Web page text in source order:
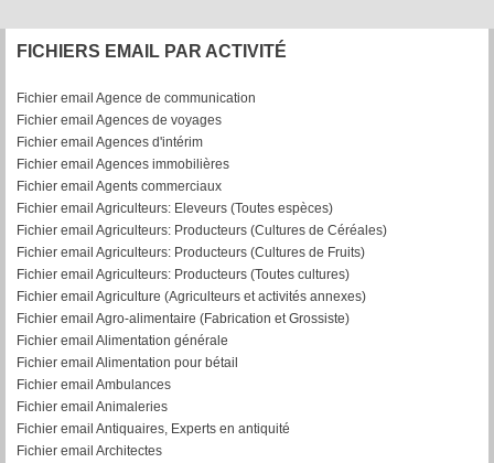
FICHIERS EMAIL PAR ACTIVITÉ
Fichier email Agence de communication
Fichier email Agences de voyages
Fichier email Agences d'intérim
Fichier email Agences immobilières
Fichier email Agents commerciaux
Fichier email Agriculteurs: Eleveurs (Toutes espèces)
Fichier email Agriculteurs: Producteurs (Cultures de Céréales)
Fichier email Agriculteurs: Producteurs (Cultures de Fruits)
Fichier email Agriculteurs: Producteurs (Toutes cultures)
Fichier email Agriculture (Agriculteurs et activités annexes)
Fichier email Agro-alimentaire (Fabrication et Grossiste)
Fichier email Alimentation générale
Fichier email Alimentation pour bétail
Fichier email Ambulances
Fichier email Animaleries
Fichier email Antiquaires, Experts en antiquité
Fichier email Architectes